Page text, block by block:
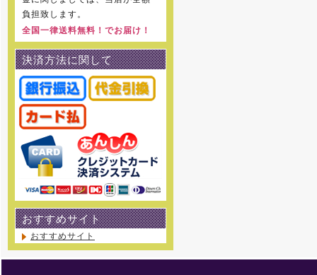
負担致します。
全国一律送料無料！でお届け！
決済方法に関して
おすすめサイト
おすすめサイト